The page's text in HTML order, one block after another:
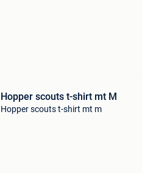
Hopper scouts t-shirt mt M
Hopper scouts t-shirt mt m